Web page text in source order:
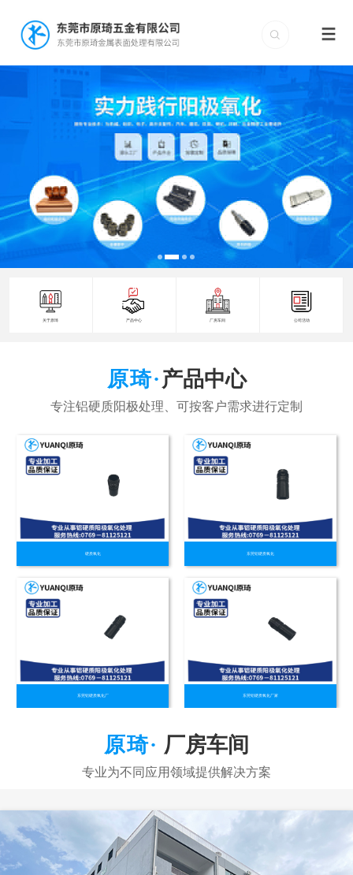
关于原琦 产品中心 厂房车间 公司活动
产品中心
硬质氧化 东莞铝硬质氧化
东莞铝硬质氧化厂 东莞铝硬质氧化厂家
厂房车间